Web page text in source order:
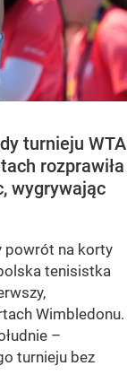
turnieju WTA
rozprawiła
wygrywając
powrót na korty
tenisistka
Wimbledonu.
–
turnieju bez